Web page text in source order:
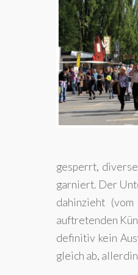
gesperrt,
garniert. Der
dahinzieht
auftretenden
definitiv kein
gleich ab,